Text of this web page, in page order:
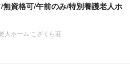
無資格可/午前のみ/特別養護老人ホ
人ホーム こざくら荘